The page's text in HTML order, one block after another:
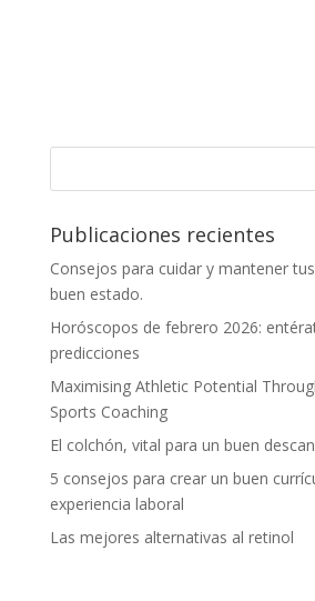
Publicaciones recientes
Consejos para cuidar y mantener
buen estado.
Horóscopos de febrero 2026:
predicciones
Maximising Athletic Potential
Sports Coaching
El colchón, vital para un buen
5 consejos para crear un buen
experiencia laboral
Las mejores alternativas al retinol